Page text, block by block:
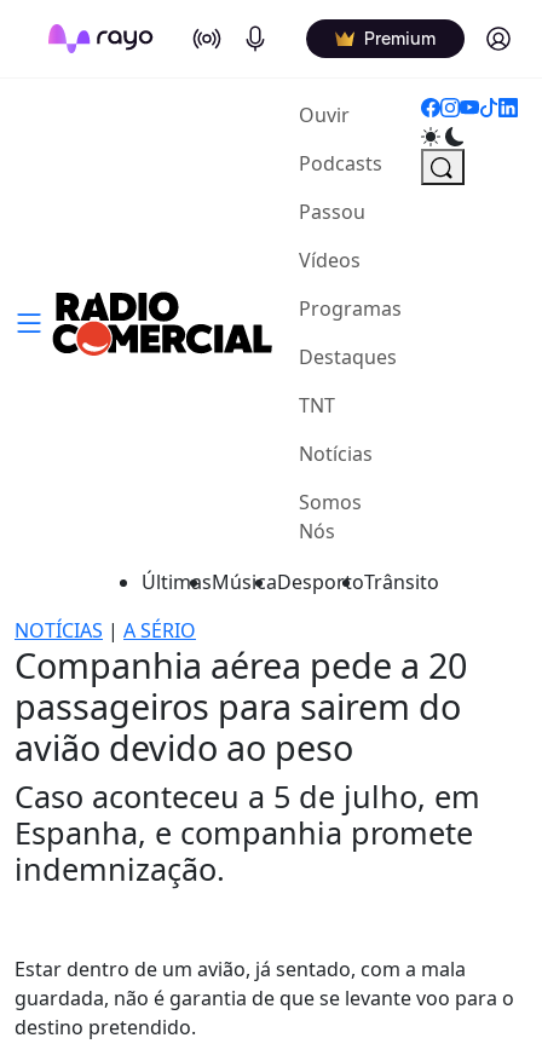
On Air Podcasts Premium Log in
Ouvir(current)
Podcasts
Passou
Vídeos
Programas
Destaques
TNT
Notícias
Somos
Nós
ÚltimasMúsicaDesportoTrânsito
NOTÍCIAS | A SÉRIO
Companhia aérea pede a 20
passageiros para sairem do
avião devido ao peso
Caso aconteceu a 5 de julho, em
Espanha, e companhia promete
indemnização.
Estar dentro de um avião, já sentado, com a mala
guardada, não é garantia de que se levante voo para o
destino pretendido.